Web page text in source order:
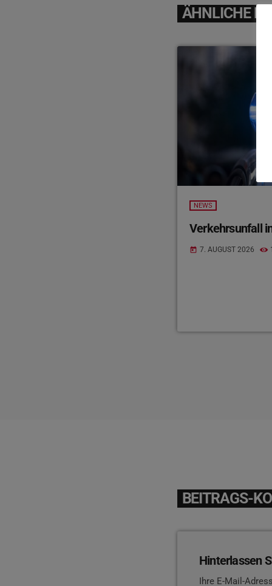
ÄHNLICHE
NEWS
Verkehrsunfall
today 7. AUGUST 2026
BEITRAGS-
Hinterlassen
Ihre E-Mail-